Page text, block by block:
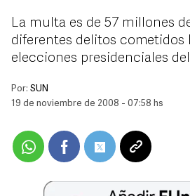
La multa es de 57 millones
diferentes delitos cometidos
elecciones presidenciales
Por: SUN
19 de noviembre de 2008 - 07:58 hs